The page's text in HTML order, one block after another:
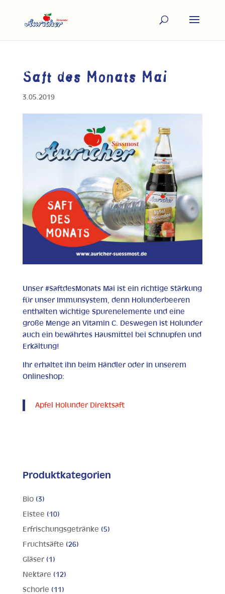
Saft des Monats Mai
3.05.2019
Unser #SaftdesMonats Mai ist ein richtige Stärkung
für unser Immunsystem, denn Holunderbeeren
enthalten wichtige Spurenelemente und eine
große Menge an Vitamin C. Deswegen ist Holunder
auch ein bewährtes Hausmittel bei Schnupfen und
Erkältung!
Ihr erhaltet ihn beim Händler oder in unserem
Onlineshop:
Apfel Holunder Direktsaft
Produktkategorien
Bio (3)
Eistee (10)
Erfrischungsgetränke (5)
Fruchtsäfte (26)
Gläser (1)
Nektare (12)
Schorle (11)